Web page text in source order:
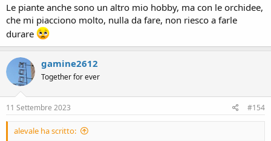
Raccolgo santini in una collezione divenuta assai corposa,e ricerco
tutto sulla vita e le opere dei Santi.
Le piante anche sono un altro mio hobby, ma con le orchidee,
che mi piacciono molto, nulla da fare, non riesco a farle
durare
gamine2612
Together for ever
11 Settembre 2023 #154
alevale ha scritto: